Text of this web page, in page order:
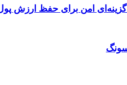
گزینه‌ای امن برای حفظ ارزش